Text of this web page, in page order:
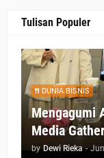
Tulisan Populer
DUNIA BISNIS
Mengagumi
Media
by Dewi Rieka -